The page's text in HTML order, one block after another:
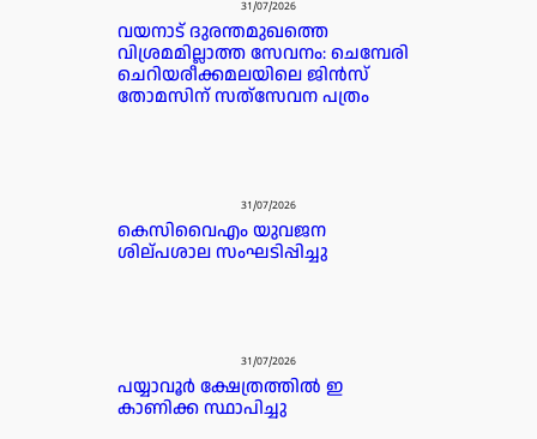
31/07/2026
വയനാട് ദുരന്തമുഖത്തെ
വിശ്രമമില്ലാത്ത സേവനം: ചെമ്പേരി
ചെറിയരീക്കമലയിലെ ജിൻസ്
തോമസിന് സത്‌സേവന പത്രം
31/07/2026
കെസിവൈഎം യുവജന
ശില്പശാല സംഘടിപ്പിച്ചു
31/07/2026
പയ്യാവൂർ ക്ഷേത്രത്തിൽ ഇ
കാണിക്ക സ്ഥാപിച്ചു